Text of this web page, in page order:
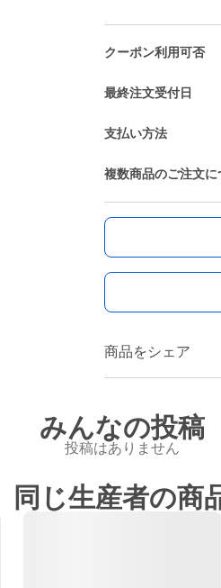
クーポン利用可否
最終注文受付日
支払い方法
複数商品のご注文に
商品をシェア
みんなの投稿
投稿はありません
同じ生産者の商